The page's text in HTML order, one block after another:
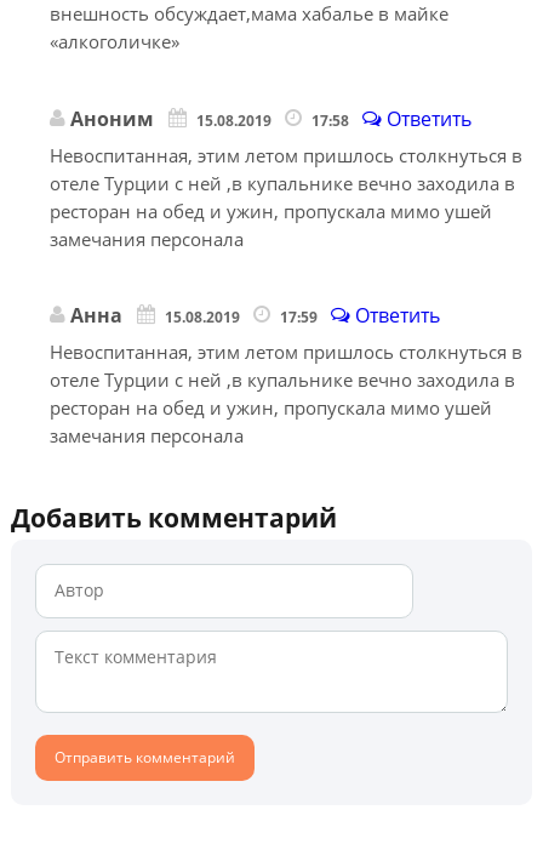
внешность обсуждает,мама хабалье в майке
«алкоголичке»
Аноним 15.08.2019 17:58 Ответить
Невоспитанная, этим летом пришлось столкнуться в
отеле Турции с ней ,в купальнике вечно заходила в
ресторан на обед и ужин, пропускала мимо ушей
замечания персонала
Анна 15.08.2019 17:59 Ответить
Невоспитанная, этим летом пришлось столкнуться в
отеле Турции с ней ,в купальнике вечно заходила в
ресторан на обед и ужин, пропускала мимо ушей
замечания персонала
Добавить комментарий